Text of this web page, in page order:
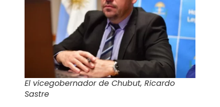
El vicegobernador de Chubut, Ricardo
Sastre